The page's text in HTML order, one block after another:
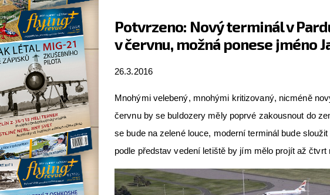
Potvrzeno: Nový terminál v
v červnu, možná ponese jméno
26.3.2016
Mnohými velebený, mnohými kritizovaný, nicméně
červnu by se buldozery měly poprvé zakousnout do
se bude na zelené louce, moderní terminál bude
podle představ vedení letiště by jím mělo projít až